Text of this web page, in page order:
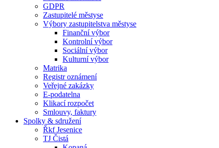
GDPR
Zastupitelé městyse
Výbory zastupitelstva městyse
Finanční výbor
Kontrolní výbor
Sociální výbor
Kulturní výbor
Matrika
Registr oznámení
Veřejné zakázky
E-podatelna
Klikací rozpočet
Smlouvy, faktury
Spolky & sdružení
Řkf Jesenice
TJ Čistá